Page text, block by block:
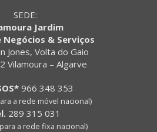
SEDE:
Jardim
Negócios & Serviços
Jones, Volta do Gaio
Vilamoura – Algarve
966 348 353
a rede móvel nacional)
289 315 031
a rede fixa nacional)